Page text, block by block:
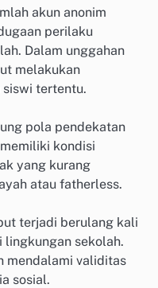
akun anonim
perilaku
Dalam unggahan
melakukan
tertentu.
pola pendekatan
kondisi
yang kurang
atau fatherless.
terjadi berulang kali
lingkungan sekolah.
mendalami validitas
sosial.